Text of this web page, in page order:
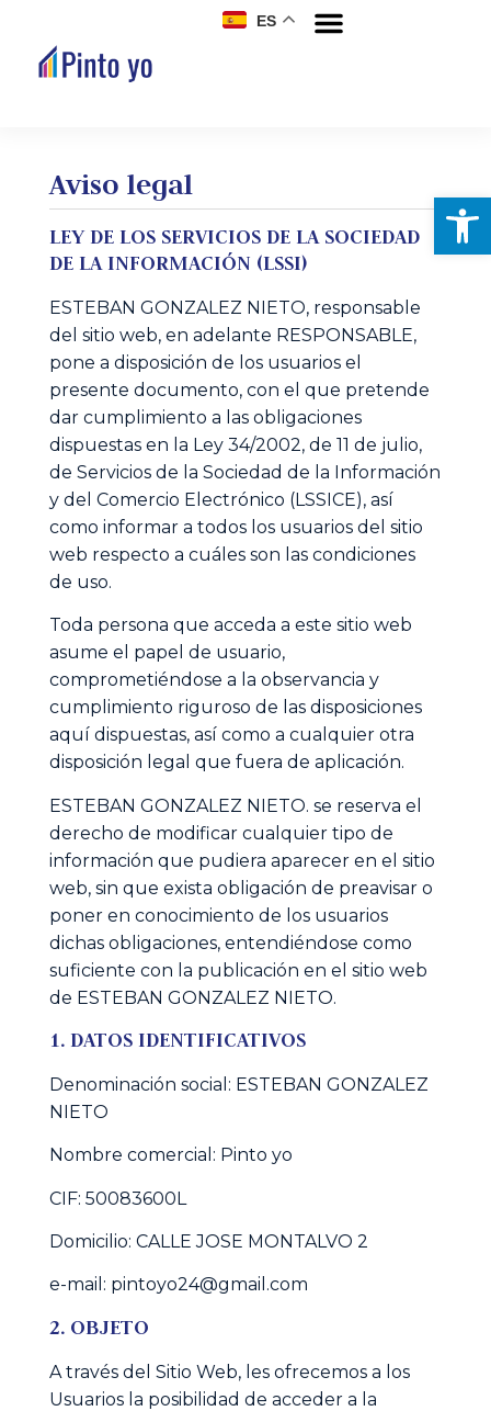
ES
Aviso legal
LEY DE LOS SERVICIOS DE LA SOCIEDAD
DE LA INFORMACIÓN (LSSI)
ESTEBAN GONZALEZ NIETO, responsable
del sitio web, en adelante RESPONSABLE,
pone a disposición de los usuarios el
presente documento, con el que pretende
dar cumplimiento a las obligaciones
dispuestas en la Ley 34/2002, de 11 de julio,
de Servicios de la Sociedad de la Información
y del Comercio Electrónico (LSSICE), así
como informar a todos los usuarios del sitio
web respecto a cuáles son las condiciones
de uso.
Toda persona que acceda a este sitio web
asume el papel de usuario,
comprometiéndose a la observancia y
cumplimiento riguroso de las disposiciones
aquí dispuestas, así como a cualquier otra
disposición legal que fuera de aplicación.
ESTEBAN GONZALEZ NIETO. se reserva el
derecho de modificar cualquier tipo de
información que pudiera aparecer en el sitio
web, sin que exista obligación de preavisar o
poner en conocimiento de los usuarios
dichas obligaciones, entendiéndose como
suficiente con la publicación en el sitio web
de ESTEBAN GONZALEZ NIETO.
1. DATOS IDENTIFICATIVOS
Denominación social: ESTEBAN GONZALEZ
NIETO
Nombre comercial: Pinto yo
CIF: 50083600L
Domicilio: CALLE JOSE MONTALVO 2
e-mail: pintoyo24@gmail.com
2. OBJETO
A través del Sitio Web, les ofrecemos a los
Usuarios la posibilidad de acceder a la